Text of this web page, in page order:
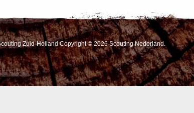
Zuid-Holland Copyright © 2026 Scouting Nederland.